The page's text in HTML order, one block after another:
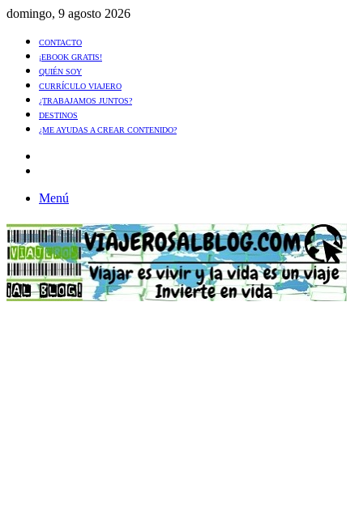
domingo, 9 agosto 2026
CONTACTO
¡EBOOK GRATIS!
QUIÉN SOY
CURRÍCULO VIAJERO
¿TRABAJAMOS JUNTOS?
DESTINOS
¿ME AYUDAS A CREAR CONTENIDO?
Menú